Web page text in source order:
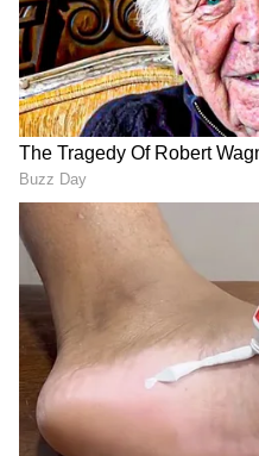
Related Articles
Dress Selection :
வாழணுமா? இந்த 6
வாங்காதீங்க.!
Summer Tips : அடிக்கிற
உங்கள Cool-ஆ வச்சுக்க
Dress தான் பெஸ்ட்!
3
5